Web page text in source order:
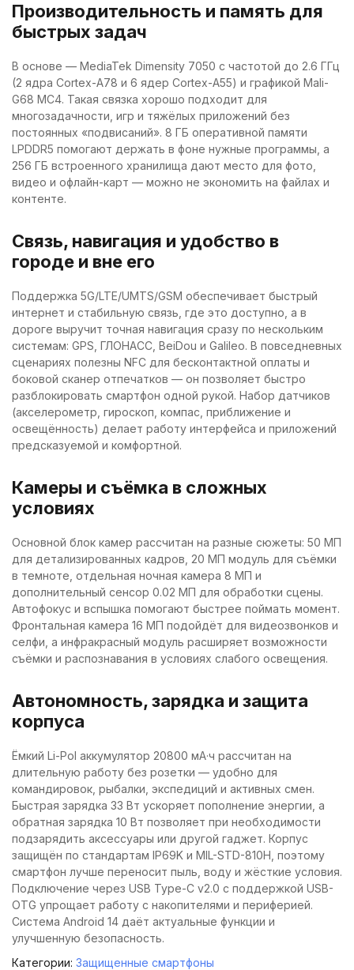
Производительность и память для
быстрых задач
В основе — MediaTek Dimensity 7050 с частотой до 2.6 ГГц
(2 ядра Cortex-A78 и 6 ядер Cortex-A55) и графикой Mali-
G68 MC4. Такая связка хорошо подходит для
многозадачности, игр и тяжёлых приложений без
постоянных «подвисаний». 8 ГБ оперативной памяти
LPDDR5 помогают держать в фоне нужные программы, а
256 ГБ встроенного хранилища дают место для фото,
видео и офлайн-карт — можно не экономить на файлах и
контенте.
Связь, навигация и удобство в
городе и вне его
Поддержка 5G/LTE/UMTS/GSM обеспечивает быстрый
интернет и стабильную связь, где это доступно, а в
дороге выручит точная навигация сразу по нескольким
системам: GPS, ГЛОНАСС, BeiDou и Galileo. В повседневных
сценариях полезны NFC для бесконтактной оплаты и
боковой сканер отпечатков — он позволяет быстро
разблокировать смартфон одной рукой. Набор датчиков
(акселерометр, гироскоп, компас, приближение и
освещённость) делает работу интерфейса и приложений
предсказуемой и комфортной.
Камеры и съёмка в сложных
условиях
Основной блок камер рассчитан на разные сюжеты: 50 МП
для детализированных кадров, 20 МП модуль для съёмки
в темноте, отдельная ночная камера 8 МП и
дополнительный сенсор 0.02 МП для обработки сцены.
Автофокус и вспышка помогают быстрее поймать момент.
Фронтальная камера 16 МП подойдёт для видеозвонков и
селфи, а инфракрасный модуль расширяет возможности
съёмки и распознавания в условиях слабого освещения.
Автономность, зарядка и защита
корпуса
Ёмкий Li-Pol аккумулятор 20800 мА·ч рассчитан на
длительную работу без розетки — удобно для
командировок, рыбалки, экспедиций и активных смен.
Быстрая зарядка 33 Вт ускоряет пополнение энергии, а
обратная зарядка 10 Вт позволяет при необходимости
подзарядить аксессуары или другой гаджет. Корпус
защищён по стандартам IP69K и MIL-STD-810H, поэтому
смартфон лучше переносит пыль, воду и жёсткие условия.
Подключение через USB Type-C v2.0 с поддержкой USB-
OTG упрощает работу с накопителями и периферией.
Система Android 14 даёт актуальные функции и
улучшенную безопасность.
Категории: Защищенные смартфоны